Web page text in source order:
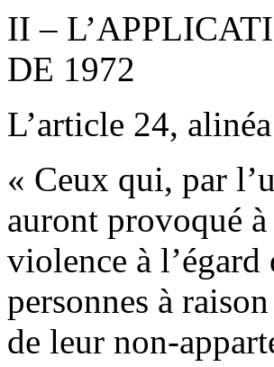
II –
DE 1972
L’article 24,
« Ceux qui, par
auront provoqué
violence à l’égard
personnes à
de leur non-